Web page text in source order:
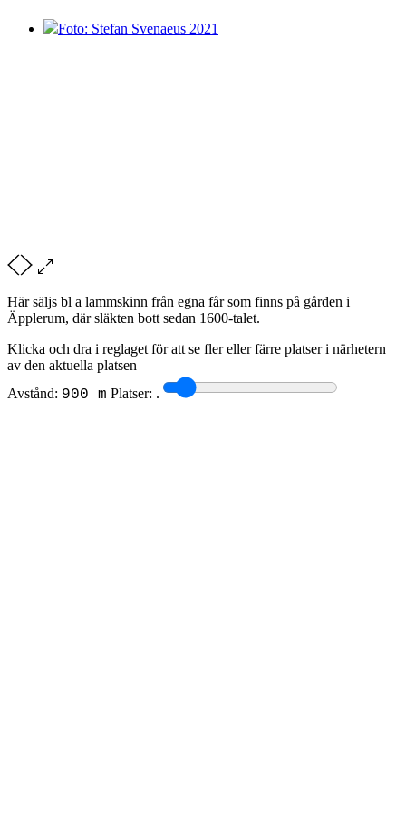
Foto: Stefan Svenaeus 2021
Här säljs bl a lammskinn från egna får som finns på gården i
Äpplerum, där släkten bott sedan 1600-talet.
Klicka och dra i reglaget för att se fler eller färre platser i närhetern
av den aktuella platsen
Avstånd: 900 m Platser: .